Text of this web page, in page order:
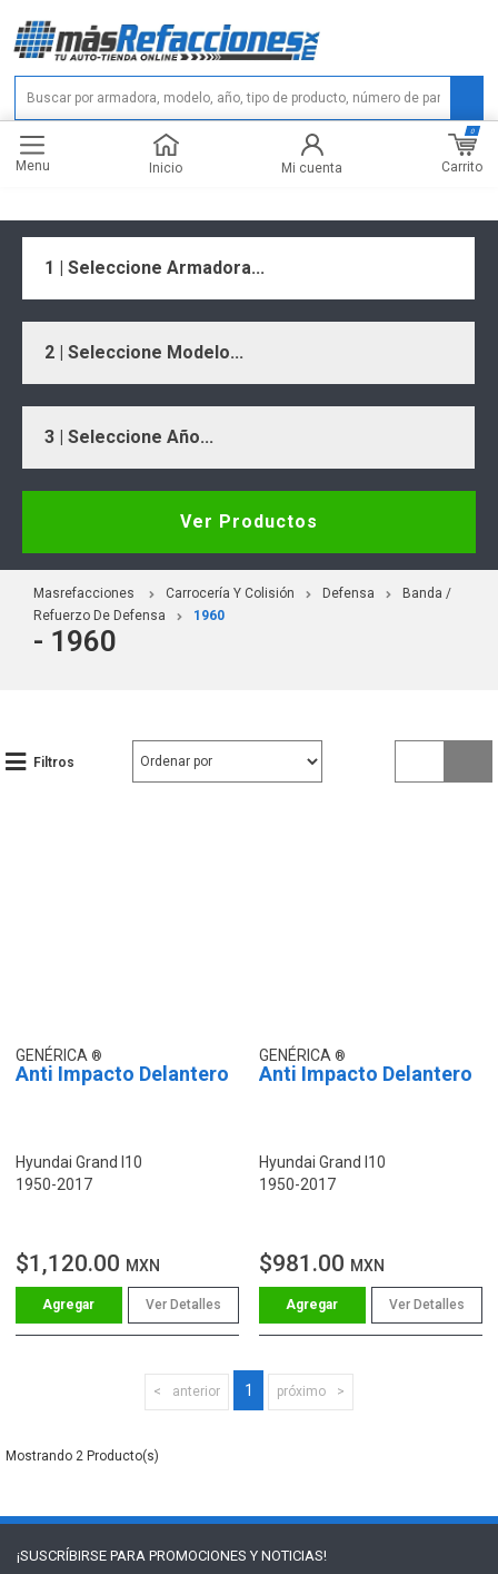
Menu Inicio Mi cuenta Carrito
0
1 | Seleccione Armadora...
2 | Seleccione Modelo...
3 | Seleccione Año...
Ver Productos
Masrefacciones Carrocería Y Colisión Defensa
Banda /
Refuerzo De Defensa
1960
- 1960
Filtros
GENÉRICA
Anti Impacto Delantero
Hyundai Grand I10
1950-2017
$1,120.00 MXN
Ver Detalles
GENÉRICA
Anti Impacto Delantero
Hyundai Grand I10
1950-2017
$981.00 MXN
Ver Detalles
anterior 1 próximo
2
¡SUSCRÍBIRSE PARA PROMOCIONES Y NOTICIAS!